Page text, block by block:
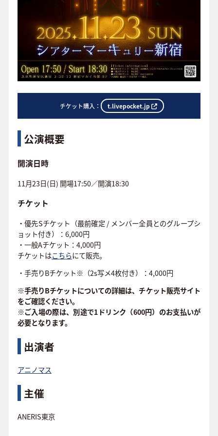
チケット購入： t.livepocket.jp
公演概要
開演日時
11月23日(日) 開場17:50／開演18:30
チケット
・優先Sチケット（最前確定 / メンバー全員とのグループシ
ョット付き）：6,000円
・一般Aチケット：4,000円
チケットはこちらにて販売。
・手売りBチケット※（2s写メ4枚付き）
：4,000円
※手売りBチケットについての詳細は、チケット販売サイト
をご確認ください。
※ご入場の際は、別途で1ドリンク（600円）のお支払いが
必要となります。
出演者
アニノマス
主催
ANERIS東京